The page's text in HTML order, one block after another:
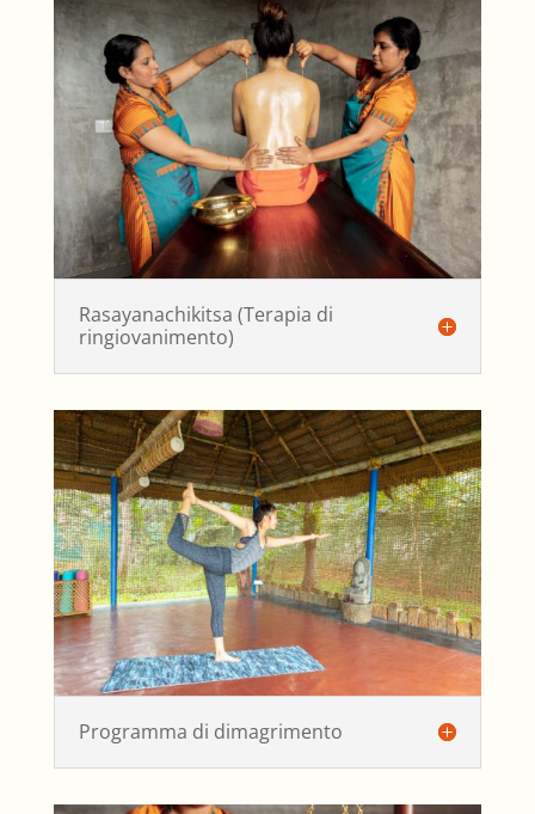
Rasayanachikitsa (Terapia di
ringiovanimento)
Programma di dimagrimento